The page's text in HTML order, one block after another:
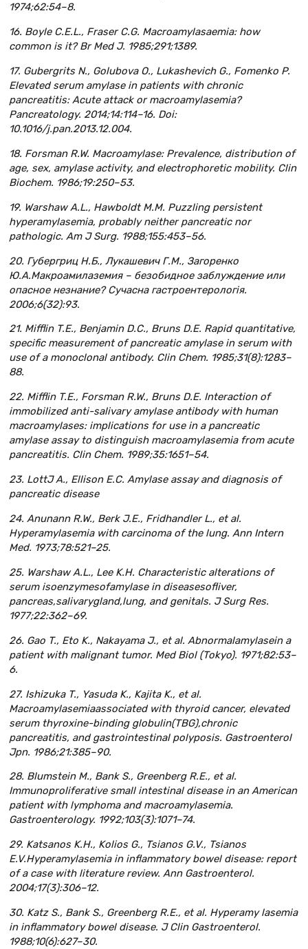
1974;62:54–8.
16. Boyle C.E.L., Fraser C.G. Macroamylasaemia: how
common is it? Br Med J. 1985;291;1389.
17. Gubergrits N., Golubova O., Lukashevich G., Fomenko P.
Elevated serum amylase in patients with chronic
pancreatitis: Acute attack or macroamylasemia?
Pancreatology. 2014;14:114–16. Doi:
10.1016/j.pan.2013.12.004.
18. Forsman R.W. Macroamylase: Prevalence, distribution of
age, sex, amylase activity, and electrophoretic mobility. Clin
Biochem. 1986;19:250–53.
19. Warshaw A.L., Hawboldt M.M. Puzzling persistent
hyperamylasemia, probably neither pancreatic nor
pathologic. Am J Surg. 1988;155:453–56.
20. Губергриц Н.Б., Лукашевич Г.М., Загоренко
Ю.А.Макроамилаземия – безобидное заблуждение или
опасное незнание? Сучасна гастроентерологія.
2006;6(32):93.
21. Mifflin T.E., Benjamin D.C., Bruns D.E. Rapid quantitative,
specific measurement of pancreatic amylase in serum with
use of a monoclonal antibody. Clin Chem. 1985;31(8):1283–
88.
22. Mifflin T.E., Forsman R.W., Bruns D.E. Interaction of
immobilized anti-salivary amylase antibody with human
macroamylases: implications for use in a pancreatic
amylase assay to distinguish macroamylasemia from acute
pancreatitis. Clin Chem. 1989;35:1651–54.
23. LottJ A., Ellison E.C. Amylase assay and diagnosis of
pancreatic disease
24. Anunann R.W., Berk J.E., Fridhandler L., et al.
Hyperamylasemia with carcinoma of the lung. Ann Intern
Med. 1973;78:521–25.
25. Warshaw A.L., Lee K.H. Characteristic alterations of
serum isoenzymesofamylase in diseasesofliver,
pancreas,salivarygland,lung, and genitals. J Surg Res.
1977;22:362–69.
26. Gao T., Eto K., Nakayama J., et al. Abnormalamylasein a
patient with malignant tumor. Med Biol (Tokyo). 1971;82:53–
6.
27. Ishizuka T., Yasuda K., Kajita K., et al.
Macroamylasemiaassociated with thyroid cancer, elevated
serum thyroxine-binding globulin(TBG),chronic
pancreatitis, and gastrointestinal polyposis. Gastroenterol
Jpn. 1986;21:385–90.
28. Blumstein M., Bank S., Greenberg R.E., et al.
Immunoproliferative small intestinal disease in an American
patient with lymphoma and macroamylasemia.
Gastroenterology. 1992;103(3):1071–74.
29. Katsanos K.Н., Kolios G., Tsianos G.V., Tsianos
E.V.Hyperamylasemia in inflammatory bowel disease: report
of a case with literature review. Ann Gastroenterol.
2004;17(3):306–12.
30. Katz S., Bank S., Greenberg R.E., et al. Hyperamy lasemia
in inflammatory bowel disease. J Clin Gastroenterol.
1988;10(6):627–30.